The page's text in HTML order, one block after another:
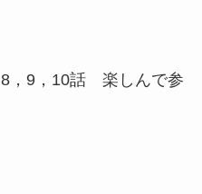
，9，10話 楽しんで参